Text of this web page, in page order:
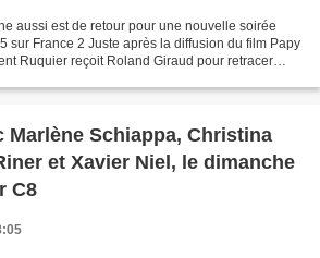
aussi est de retour pour une nouvelle soirée
sur France 2 Juste après la diffusion du film Papy
Ruquier reçoit Roland Giraud pour retracer
Marlène Schiappa, Christina
et Xavier Niel, le dimanche
C8